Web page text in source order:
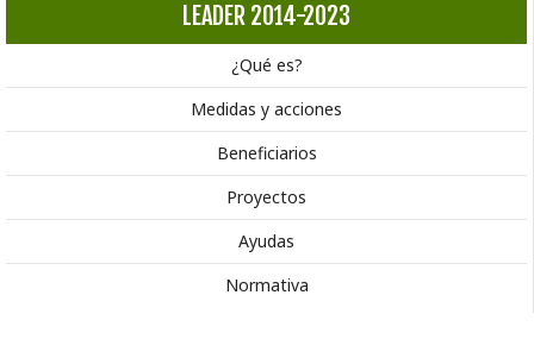
LEADER 2014-2023
¿Qué es?
Medidas y acciones
Beneficiarios
Proyectos
Ayudas
Normativa